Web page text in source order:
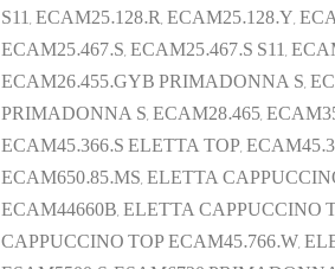
S11, ECAM25.128.R, ECAM25.128.Y,
ECAM25.467.S, ECAM25.467.S S11,
ECAM26.455.GYB PRIMADONNA S,
PRIMADONNA S, ECAM28.465,
ECAM45.366.S ELETTA TOP,
ECAM650.85.MS, ELETTA
ECAM44660B, ELETTA CAPPUCCINO
CAPPUCCINO TOP ECAM45.766.W,